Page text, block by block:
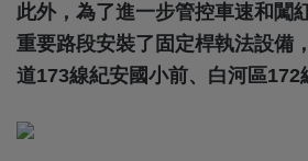
此外，為了進一步管控車速和闖
重要路段安裝了固定桿執法設備
道173線紀安國小前、白河區172